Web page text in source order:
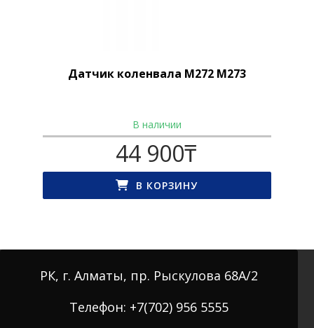
Датчик коленвала M272 M273
В наличии
44 900₸
В КОРЗИНУ
РК, г. Алматы, пр. Рыскулова 68А/2
Телефон: +7(702) 956 5555